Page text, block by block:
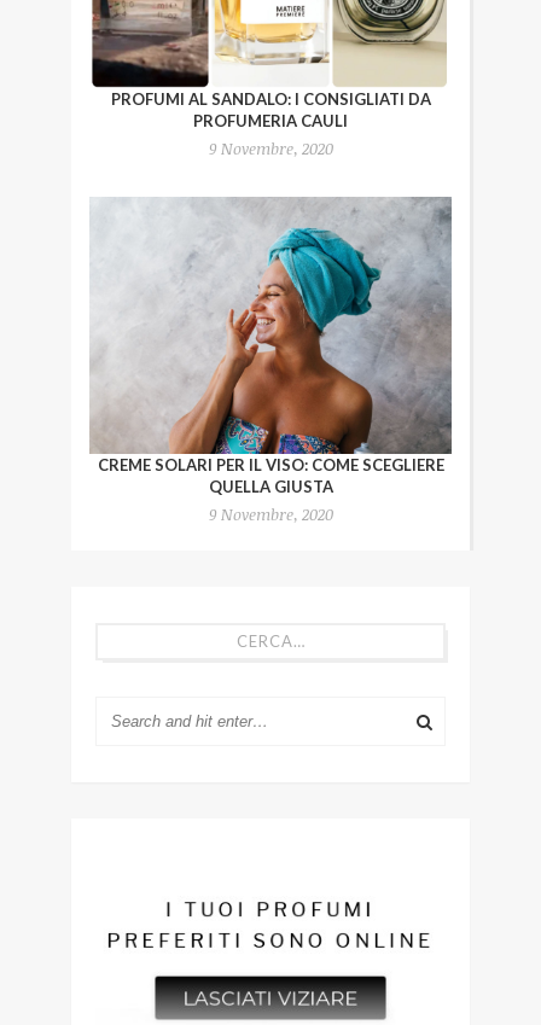
PROFUMI AL SANDALO: I CONSIGLIATI DA
PROFUMERIA CAULI
9 Novembre, 2020
CREME SOLARI PER IL VISO: COME SCEGLIERE
QUELLA GIUSTA
9 Novembre, 2020
CERCA…